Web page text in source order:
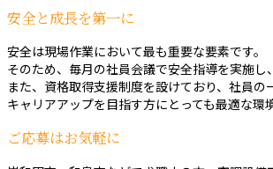
安全と成長を第一に
安全は現場作業において最も重要な要素です。
そのため、毎月の社員会議で安全指導を実施し
また、資格取得支援制度を設けており、社員の
キャリアアップを目指す方にとっても最適な環
ご応募はお気軽に